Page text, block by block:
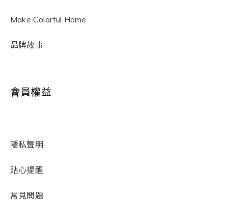
Make Colorful Home
品牌故事
會員權益
隱私聲明
貼心提醒
常見問題